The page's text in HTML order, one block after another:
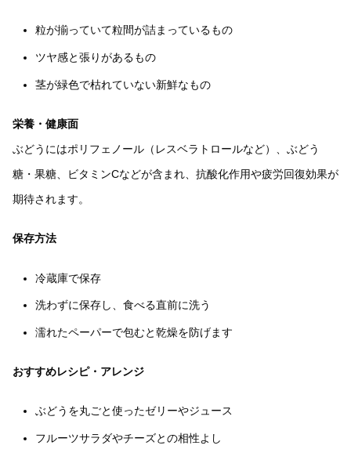
粒が揃っていて粒間が詰まっているもの
ツヤ感と張りがあるもの
茎が緑色で枯れていない新鮮なもの
栄養・健康面
ぶどうにはポリフェノール（レスベラトロールなど）、ぶどう
糖・果糖、ビタミンCなどが含まれ、抗酸化作用や疲労回復効果が
期待されます。
保存方法
冷蔵庫で保存
洗わずに保存し、食べる直前に洗う
濡れたペーパーで包むと乾燥を防げます
おすすめレシピ・アレンジ
ぶどうを丸ごと使ったゼリーやジュース
フルーツサラダやチーズとの相性よし